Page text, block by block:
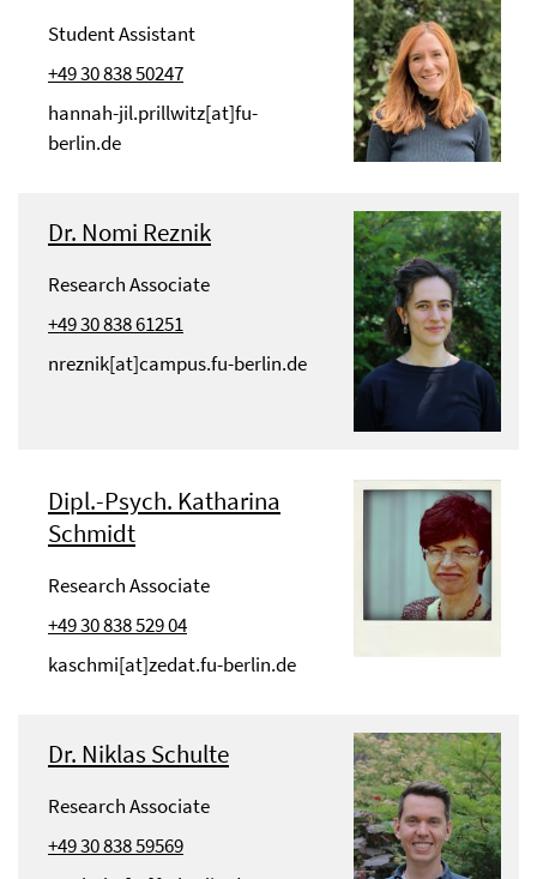
Student Assistant
+49 30 838 50247
hannah-jil.prillwitz[at]fu-
berlin.de
Dr. Nomi Reznik
Research Associate
+49 30 838 61251
nreznik[at]campus.fu-berlin.de
Dipl.-Psych. Katharina
Schmidt
Research Associate
+49 30 838 529 04
kaschmi[at]zedat.fu-berlin.de
Dr. Niklas Schulte
Research Associate
+49 30 838 59569